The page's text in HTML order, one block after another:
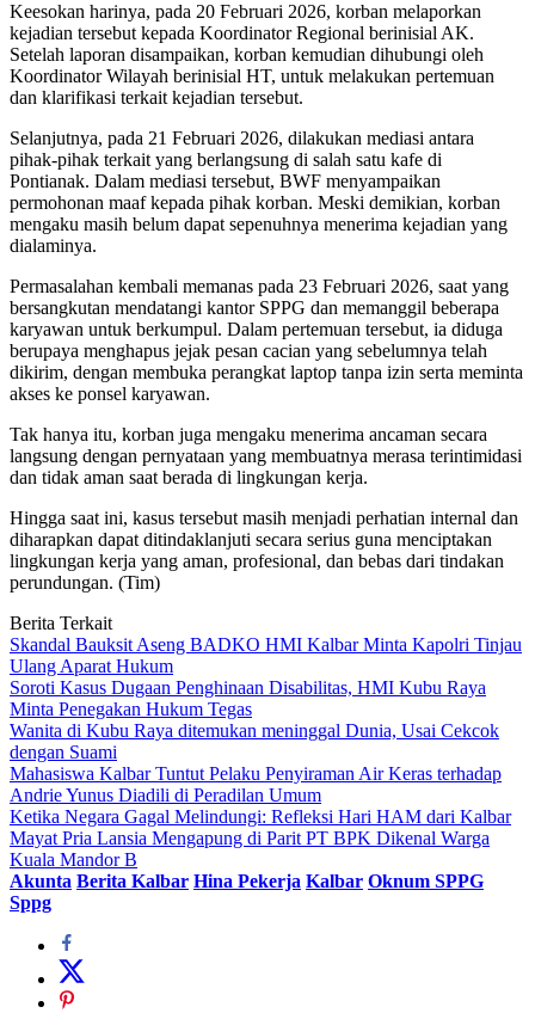
Keesokan harinya, pada 20 Februari 2026, korban melaporkan
kejadian tersebut kepada Koordinator Regional berinisial AK.
Setelah laporan disampaikan, korban kemudian dihubungi oleh
Koordinator Wilayah berinisial HT, untuk melakukan pertemuan
dan klarifikasi terkait kejadian tersebut.
Selanjutnya, pada 21 Februari 2026, dilakukan mediasi antara
pihak-pihak terkait yang berlangsung di salah satu kafe di
Pontianak. Dalam mediasi tersebut, BWF menyampaikan
permohonan maaf kepada pihak korban. Meski demikian, korban
mengaku masih belum dapat sepenuhnya menerima kejadian yang
dialaminya.
Permasalahan kembali memanas pada 23 Februari 2026, saat yang
bersangkutan mendatangi kantor SPPG dan memanggil beberapa
karyawan untuk berkumpul. Dalam pertemuan tersebut, ia diduga
berupaya menghapus jejak pesan cacian yang sebelumnya telah
dikirim, dengan membuka perangkat laptop tanpa izin serta meminta
akses ke ponsel karyawan.
Tak hanya itu, korban juga mengaku menerima ancaman secara
langsung dengan pernyataan yang membuatnya merasa terintimidasi
dan tidak aman saat berada di lingkungan kerja.
Hingga saat ini, kasus tersebut masih menjadi perhatian internal dan
diharapkan dapat ditindaklanjuti secara serius guna menciptakan
lingkungan kerja yang aman, profesional, dan bebas dari tindakan
perundungan. (Tim)
Berita Terkait
Skandal Bauksit Aseng BADKO HMI Kalbar Minta Kapolri Tinjau
Ulang Aparat Hukum
Soroti Kasus Dugaan Penghinaan Disabilitas, HMI Kubu Raya
Minta Penegakan Hukum Tegas
Wanita di Kubu Raya ditemukan meninggal Dunia, Usai Cekcok
dengan Suami
Mahasiswa Kalbar Tuntut Pelaku Penyiraman Air Keras terhadap
Andrie Yunus Diadili di Peradilan Umum
Ketika Negara Gagal Melindungi: Refleksi Hari HAM dari Kalbar
Mayat Pria Lansia Mengapung di Parit PT BPK Dikenal Warga
Kuala Mandor B
Akunta Berita Kalbar Hina Pekerja Kalbar Oknum SPPG
Sppg